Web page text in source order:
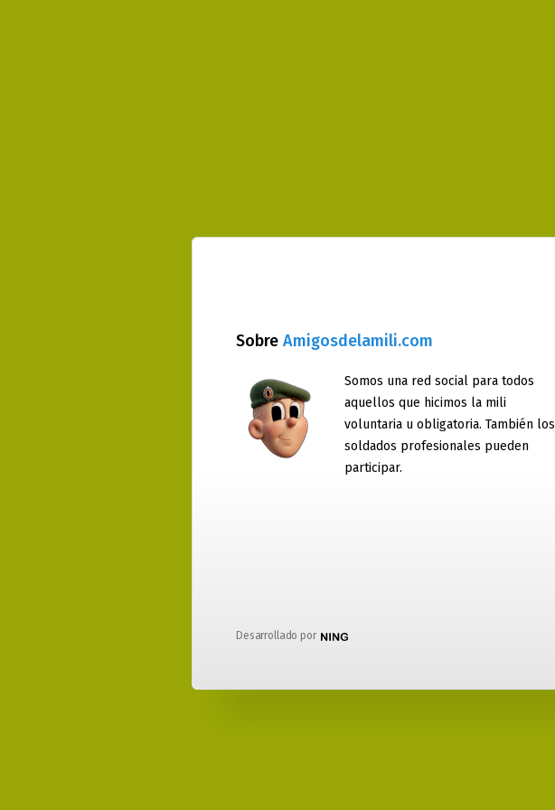
Sobre Amigosdelamili.com
Somos una red social para todos
aquellos que hicimos la mili
voluntaria u obligatoria. También los
soldados profesionales pueden
participar.
Desarrollado por